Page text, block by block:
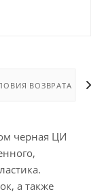
ВОЗВРАТА
черная ЦИ
а также